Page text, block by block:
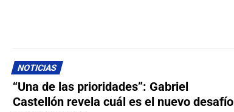
NOTICIAS
“Una de las prioridades”: Gabriel
Castellón revela cuál es el nuevo desafío